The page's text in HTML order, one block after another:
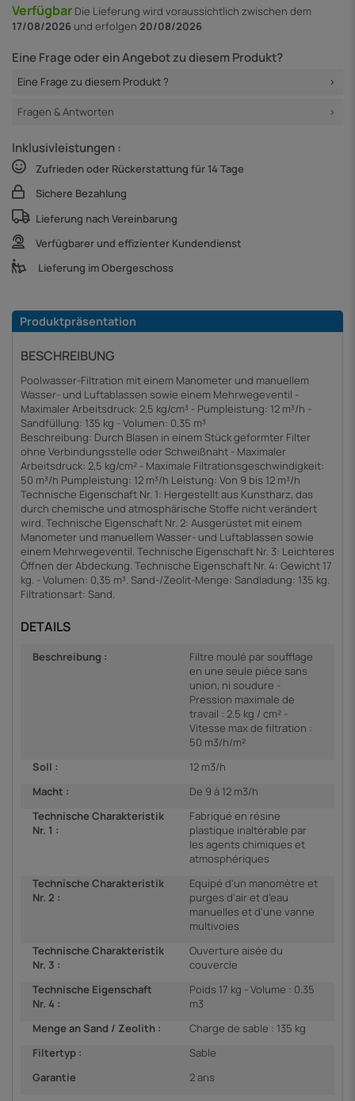
Verfügbar Die Lieferung wird voraussichtlich zwischen dem
17/08/2026 und erfolgen 20/08/2026
Eine Frage oder ein Angebot zu diesem Produkt?
Eine Frage zu diesem Produkt ?
Fragen & Antworten
Inklusivleistungen :
Zufrieden oder Rückerstattung für 14 Tage
Sichere Bezahlung
Lieferung nach Vereinbarung
Verfügbarer und effizienter Kundendienst
Lieferung im Obergeschoss
Produktpräsentation
BESCHREIBUNG
Poolwasser-Filtration mit einem Manometer und manuellem
Wasser- und Luftablassen sowie einem Mehrwegeventil -
Maximaler Arbeitsdruck: 2,5 kg/cm³ - Pumpleistung: 12 m³/h -
Sandfüllung: 135 kg - Volumen: 0,35 m³
Beschreibung: Durch Blasen in einem Stück geformter Filter
ohne Verbindungsstelle oder Schweißnaht - Maximaler
Arbeitsdruck: 2,5 kg/cm² - Maximale Filtrationsgeschwindigkeit:
50 m³/h Pumpleistung: 12 m³/h Leistung: Von 9 bis 12 m³/h
Technische Eigenschaft Nr. 1: Hergestellt aus Kunstharz, das
durch chemische und atmosphärische Stoffe nicht verändert
wird. Technische Eigenschaft Nr. 2: Ausgerüstet mit einem
Manometer und manuellem Wasser- und Luftablassen sowie
einem Mehrwegeventil. Technische Eigenschaft Nr. 3: Leichteres
Öffnen der Abdeckung. Technische Eigenschaft Nr. 4: Gewicht 17
kg. - Volumen: 0,35 m³. Sand-/Zeolit-Menge: Sandladung: 135 kg.
Filtrationsart: Sand.
DETAILS
Beschreibung :
Filtre moulé par soufflage
en une seule pièce sans
union, ni soudure -
Pression maximale de
travail : 2.5 kg / cm² -
Vitesse max de filtration :
50 m3/h/m²
Soll :
12 m3/h
Macht :
De 9 à 12 m3/h
Technische Charakteristik
Nr. 1 :
Fabriqué en résine
plastique inaltérable par
les agents chimiques et
atmosphériques
Technische Charakteristik
Nr. 2 :
Equipé d'un manomètre et
purges d'air et d'eau
manuelles et d'une vanne
multivoies
Technische Charakteristik
Nr. 3 :
Ouverture aisée du
couvercle
Technische Eigenschaft
Nr. 4 :
Poids 17 kg - Volume : 0.35
m3
Menge an Sand / Zeolith :
Charge de sable : 135 kg
Filtertyp :
Sable
Garantie
2 ans